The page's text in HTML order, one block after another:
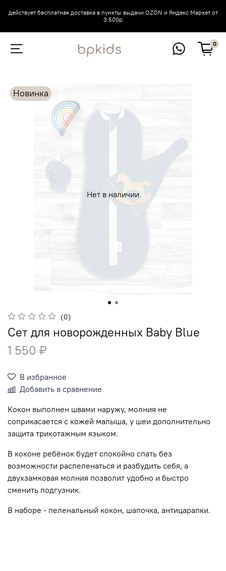
действует бесплатная доставка в пункты выдачи OZON и Яндекс Маркет от
3 500р
0
Нет в наличии
Новинка
(0)
Сет для новорожденных Baby Blue
1 550 ₽
В избранное
Добавить в сравнение
Кокон выполнен швами наружу, молния не
соприкасается с кожей малыша, у шеи дополнительно
защита трикотажным языком.
В коконе ребёнок будет спокойно спать без
возможности распеленаться и разбудить себя, а
двухзамковая молния позволит удобно и быстро
сменить подгузник.
В наборе - пеленальный кокон, шапочка, антицарапки.